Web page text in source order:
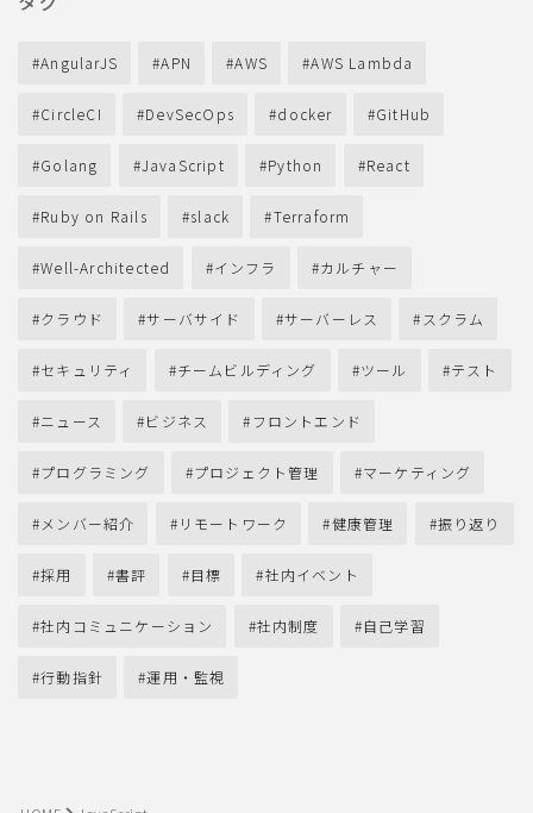
AngularJS APN AWS AWS Lambda
CircleCI DevSecOps docker GitHub
Golang JavaScript Python React
Ruby on Rails slack Terraform
Well-Architected インフラ カルチャー
クラウド サーバサイド サーバーレス スクラム
セキュリティ チームビルディング ツール テスト
ニュース ビジネス フロントエンド
プログラミング プロジェクト管理 マーケティング
メンバー紹介 リモートワーク 健康管理 振り返り
採用 書評 目標 社内イベント
社内コミュニケーション 社内制度 自己学習
行動指針 運用・監視